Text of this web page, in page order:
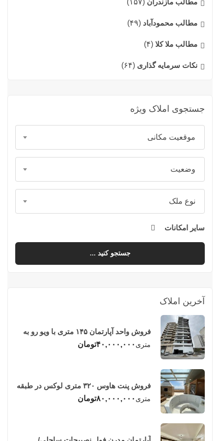
مطالب مازندران (۱۵۷)
مطالب محمودآباد (۴۹)
مطالب ملا کلا (۴)
نکات سرمایه گذاری (۶۴)
جستجوی املاک ویژه
موقعیت مکانی
وضعیت
نوع ملک
سایر امکانات
جستجو کنید ...
آخرین املاک
فروش واحد آپارتمان ۱۴۵ متری با ویو رو به
دریا در فریدونکنار
متری ۴۰,۰۰۰,۰۰۰تومان
فروش پنت هاوس ۳۲۰ متری لوکس در طبقه
چهاردهم فریدونکنار
متری ۸۰,۰۰۰,۰۰۰تومان